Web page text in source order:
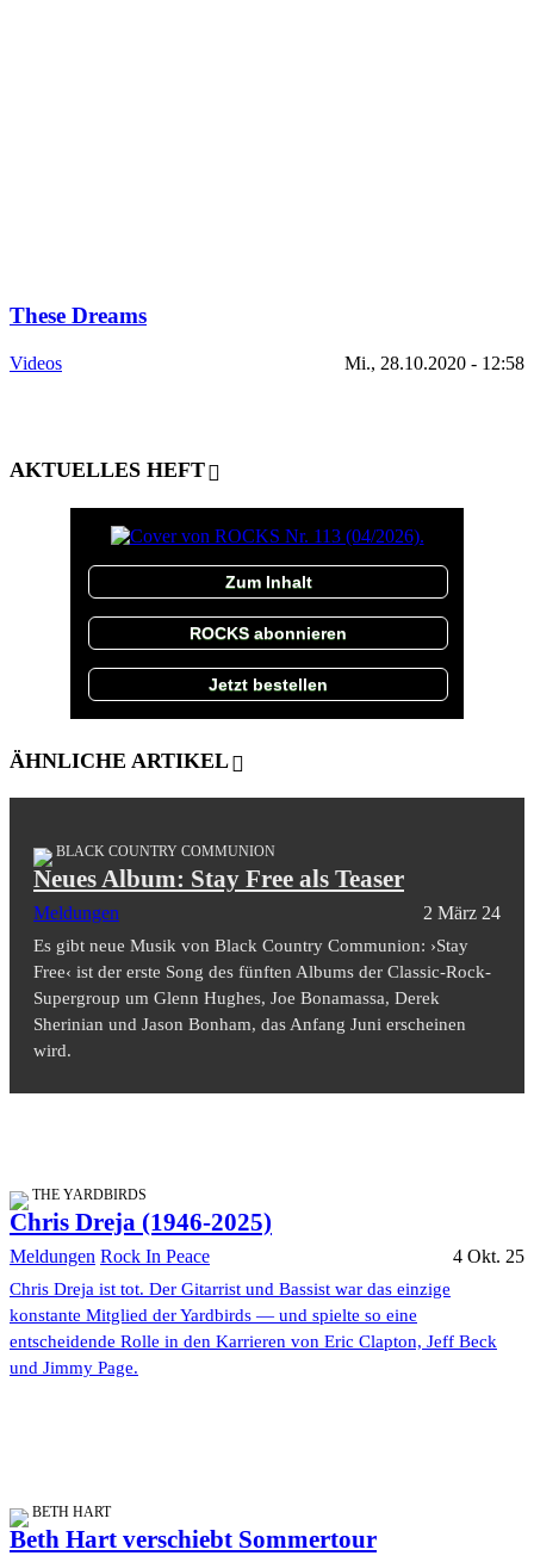
These Dreams
Videos Mi., 28.10.2020 - 12:58
AKTUELLES HEFT
Zum Inhalt
ROCKS abonnieren
Jetzt bestellen
ÄHNLICHE ARTIKEL
BLACK COUNTRY COMMUNION
Neues Album: Stay Free als Teaser
Meldungen 2 März 24
Es gibt neue Musik von Black Country Communion: ›Stay
Free‹ ist der erste Song des fünften Albums der Classic-Rock-
Supergroup um Glenn Hughes, Joe Bonamassa, Derek
Sherinian und Jason Bonham, das Anfang Juni erscheinen
wird.
THE YARDBIRDS
Chris Dreja (1946-2025)
Meldungen Rock In Peace 4 Okt. 25
Chris Dreja ist tot. Der Gitarrist und Bassist war das einzige
konstante Mitglied der Yardbirds — und spielte so eine
entscheidende Rolle in den Karrieren von Eric Clapton, Jeff Beck
und Jimmy Page.
BETH HART
Beth Hart verschiebt Sommertour